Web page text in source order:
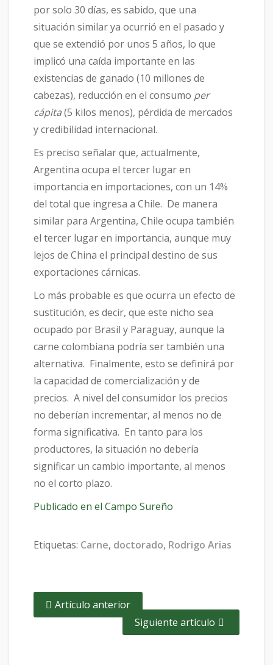
por solo 30 días, es sabido, que una
situación similar ya ocurrió en el pasado y
que se extendió por unos 5 años, lo que
implicó una caída importante en las
existencias de ganado (10 millones de
cabezas), reducción en el consumo per
cápita(5 kilos menos), pérdida de mercados
y credibilidad internacional.
Es preciso señalar que, actualmente,
Argentina ocupa el tercer lugar en
importancia en importaciones, con un 14%
del total que ingresa a Chile. De manera
similar para Argentina, Chile ocupa también
el tercer lugar en importancia, aunque muy
lejos de China el principal destino de sus
exportaciones cárnicas.
Lo más probable es que ocurra un efecto de
sustitución, es decir, que este nicho sea
ocupado por Brasil y Paraguay, aunque la
carne colombiana podría ser también una
alternativa. Finalmente, esto se definirá por
la capacidad de comercialización y de
precios. A nivel del consumidor los precios
no deberían incrementar, al menos no de
forma significativa. En tanto para los
productores, la situación no debería
significar un cambio importante, al menos
no el corto plazo.
Publicado en el Campo Sureño
Etiquetas: Carne, doctorado, Rodrigo Arias
Artículo anterior
Siguiente artículo